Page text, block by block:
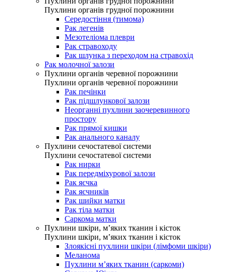
Пухлини органів грудної порожнини
Середостіння (тимома)
Рак легенів
Мезотеліома плеври
Рак стравоходу
Рак шлунка з переходом на стравохід
Рак молочної залози
Пухлини органів черевної порожнини
Пухлини органів черевної порожнини
Рак печінки
Рак підшлункової залози
Неорганні пухлини заочеревинного
простору
Рак прямої кишки
Рак анального каналу
Пухлини сечостатевої системи
Пухлини сечостатевої системи
Рак нирки
Рак передміхурової залози
Рак яєчка
Рак яєчників
Рак шийки матки
Рак тіла матки
Саркома матки
Пухлини шкіри, м’яких тканин і кісток
Пухлини шкіри, м’яких тканин і кісток
Злоякісні пухлини шкіри (лімфоми шкіри)
Меланома
Пухлини м’яких тканин (саркоми)